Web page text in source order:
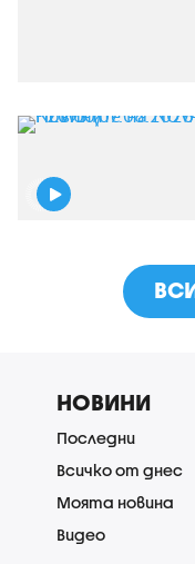
НОВИНИ
Последни
Всичко от днес
Моята новина
Видео